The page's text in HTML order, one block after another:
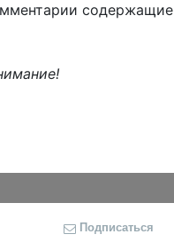
содержащие
Подписаться